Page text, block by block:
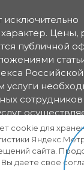
исключительно
Цены,
публичной
об оказании
cookie для
сайта.
Вы даете свое